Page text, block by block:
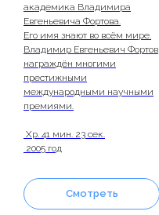
академика Владимира
Евгеньевича Фортова.
Его имя знают во всём мире.
Владимир Евгеньевич Фортов
награждён многими
престижными
международными научными
премиями.
Хр. 41 мин. 23 сек.
2005 год
Смотреть